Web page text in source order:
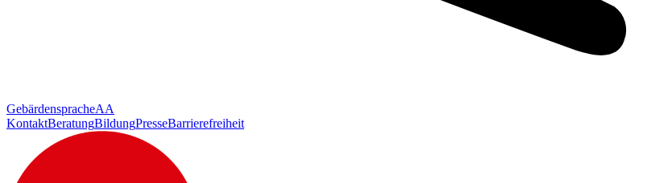
GebärdenspracheAA
KontaktBeratungBildungPresseBarrierefreiheit